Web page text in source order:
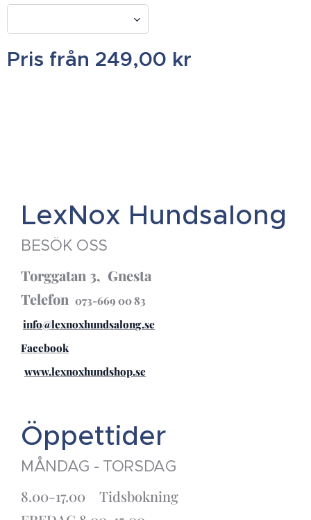
Pris från 249,00 kr
LexNox Hundsalong
BESÖK OSS
Torggatan 3, Gnesta
Telefon 073-669 00 83
info@lexnoxhundsalong.se
Facebook
www.lexnoxhundshop.se
Öppettider
MÅNDAG - TORSDAG
8.00-17.00 Tidsbokning